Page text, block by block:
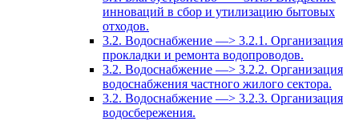
инноваций в сбор и утилизацию бытовых
отходов.
3.2. Водоснабжение —> 3.2.1. Организация
прокладки и ремонта водопроводов.
3.2. Водоснабжение —> 3.2.2. Организация
водоснабжения частного жилого сектора.
3.2. Водоснабжение —> 3.2.3. Организация
водосбережения.